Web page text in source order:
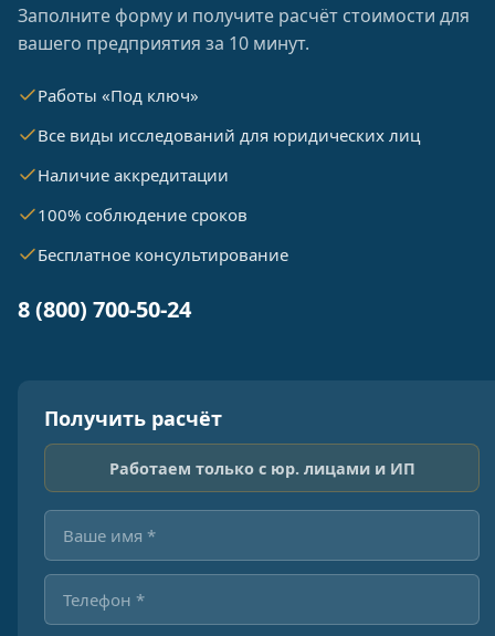
Заполните форму и получите расчёт стоимости для
вашего предприятия за 10 минут.
Работы «Под ключ»
Все виды исследований для юридических лиц
Наличие аккредитации
100% соблюдение сроков
Бесплатное консультирование
8 (800) 700-50-24
Получить расчёт
Работаем только с юр. лицами и ИП